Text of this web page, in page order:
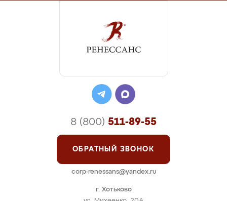
г. Хотьково
8 (800) 511-89-55
ОБРАТНЫЙ ЗВОНОК
corp-renessans@yandex.ru